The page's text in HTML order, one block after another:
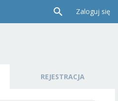
Zaloguj się
REJESTRACJA